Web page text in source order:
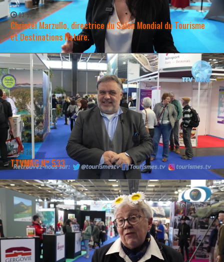
03:59
Christel Marzullo, directrice du Salon Mondial du Tourisme
et Destinations Nature.
04:28
TTVMAG N° 533
WATCH NOW →